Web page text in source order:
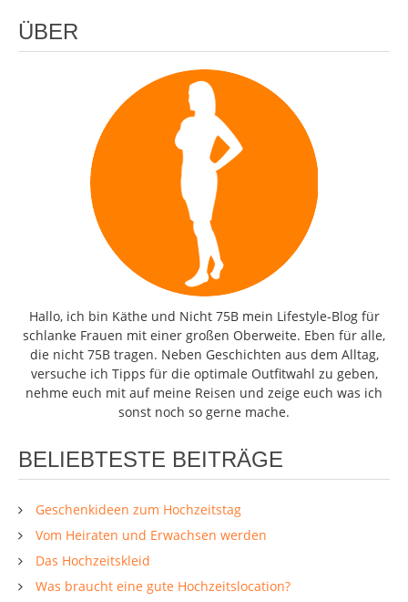
ÜBER
Hallo, ich bin Käthe und Nicht 75B mein Lifestyle-Blog für
schlanke Frauen mit einer großen Oberweite. Eben für alle,
die nicht 75B tragen. Neben Geschichten aus dem Alltag,
versuche ich Tipps für die optimale Outfitwahl zu geben,
nehme euch mit auf meine Reisen und zeige euch was ich
sonst noch so gerne mache.
BELIEBTESTE BEITRÄGE
Geschenkideen zum Hochzeitstag
Vom Heiraten und Erwachsen werden
Das Hochzeitskleid
Was braucht eine gute Hochzeitslocation?